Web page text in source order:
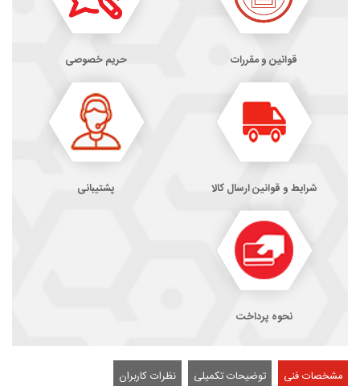
قوانین و مقررات حریم خصوصی
شرایط و قوانین ارسال کالا پشتیبانی
نحوه پرداخت
مشخصات فنی توضیحات تکمیلی نظرات کاربران